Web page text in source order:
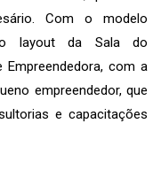
Com o modelo
o layout da Sala do
Empreendedora, com a
empreendedor, que
e capacitações